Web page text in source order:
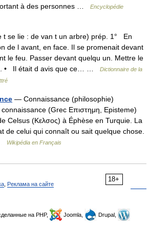
à des personnes …
Encyclopédie
se lie : de van t un arbre) prép. 1° En
de l avant, en face. Il se promenait devant
le feu. Passer devant quelqu un. Mettre le
• Il était d avis que ce… …
Dictionnaire de la
— Connaissance (philosophie)
(Grec Επιστημη, Episteme)
Celsus (Κελσος) à Éphèse en Turquie. La
de celui qui connaît ou sait quelque chose.
Wikipédia en Français
18+
Реклама на сайте
сделанные на PHP, Joomla,
Drupal,